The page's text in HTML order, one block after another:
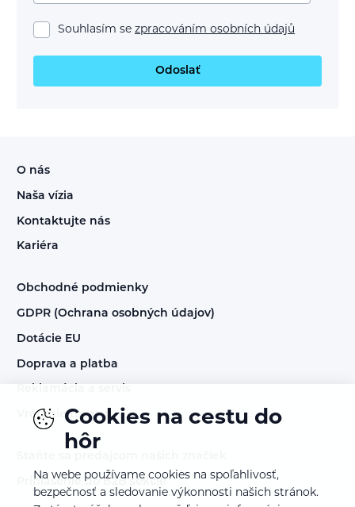
Souhlasím se zpracováním osobních údajů
Odoslať
O nás
Naša vízia
Kontaktujte nás
Kariéra
Obchodné podmienky
GDPR (Ochrana osobných údajov)
Dotácie EU
Doprava a platba
Vrátenie tovaru
Prihlásenie do B2B sekcie
Cookies na cestu do
hôr
Na webe používame cookies na spoľahlivosť,
bezpečnosť a sledovanie výkonnosti našich stránok.